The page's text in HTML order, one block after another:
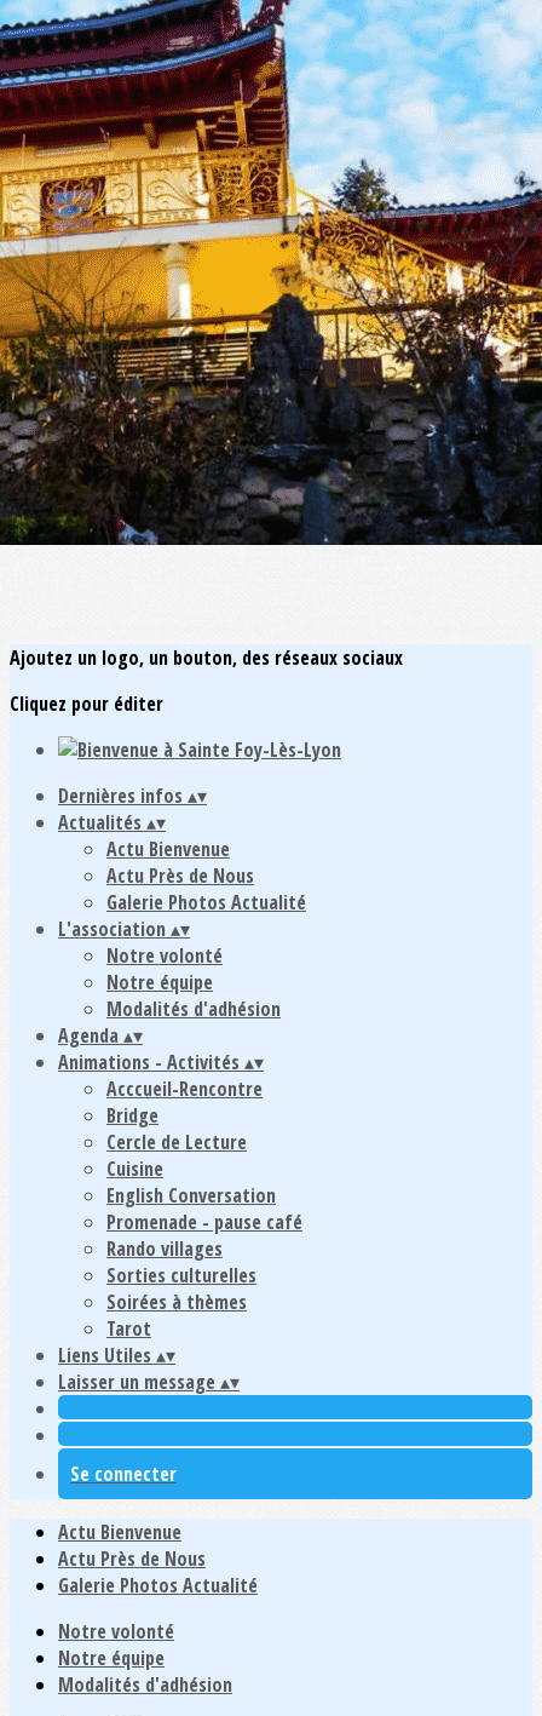
Exporter les lignes sélectionnées
Exporter toutes les colonnes
Exporter uniquement les colonnes affichées
Menu
<
>
Actu Bienvenue
Actu Près de Nous
Galerie Photos Actualité
?>
Images de la page d'accueil
Cliquez pour éditer
Ajoutez un logo, un bouton, des réseaux sociaux
Cliquez pour éditer
Dernières infos ▴▾
Actualités ▴▾
Actu Bienvenue
Actu Près de Nous
Galerie Photos Actualité
L'association ▴▾
Notre volonté
Notre équipe
Modalités d'adhésion
Agenda ▴▾
Animations - Activités ▴▾
Acccueil-Rencontre
Bridge
Cercle de Lecture
Cuisine
English Conversation
Promenade - pause café
Rando villages
Sorties culturelles
Soirées à thèmes
Tarot
Liens Utiles ▴▾
Laisser un message ▴▾
Se connecter
Actu Bienvenue
Actu Près de Nous
Galerie Photos Actualité
Notre volonté
Notre équipe
Modalités d'adhésion